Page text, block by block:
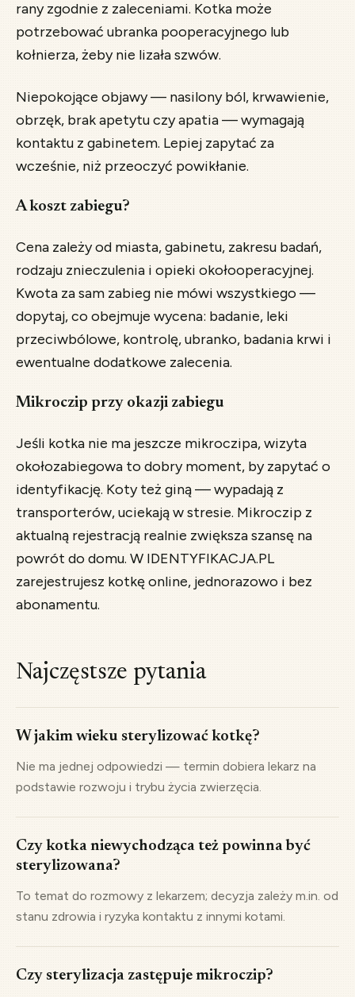
rany zgodnie z zaleceniami. Kotka może
potrzebować ubranka pooperacyjnego lub
kołnierza, żeby nie lizała szwów.
Niepokojące objawy — nasilony ból, krwawienie,
obrzęk, brak apetytu czy apatia — wymagają
kontaktu z gabinetem. Lepiej zapytać za
wcześnie, niż przeoczyć powikłanie.
A koszt zabiegu?
Cena zależy od miasta, gabinetu, zakresu badań,
rodzaju znieczulenia i opieki okołooperacyjnej.
Kwota za sam zabieg nie mówi wszystkiego —
dopytaj, co obejmuje wycena: badanie, leki
przeciwbólowe, kontrolę, ubranko, badania krwi i
ewentualne dodatkowe zalecenia.
Mikroczip przy okazji zabiegu
Jeśli kotka nie ma jeszcze mikroczipa, wizyta
okołozabiegowa to dobry moment, by zapytać o
identyfikację. Koty też giną — wypadają z
transporterów, uciekają w stresie. Mikroczip z
aktualną rejestracją realnie zwiększa szansę na
powrót do domu. W IDENTYFIKACJA.PL
zarejestrujesz kotkę online, jednorazowo i bez
abonamentu.
Najczęstsze pytania
W jakim wieku sterylizować kotkę?
Nie ma jednej odpowiedzi — termin dobiera lekarz na
podstawie rozwoju i trybu życia zwierzęcia.
Czy kotka niewychodząca też powinna być
sterylizowana?
To temat do rozmowy z lekarzem; decyzja zależy m.in. od
stanu zdrowia i ryzyka kontaktu z innymi kotami.
Czy sterylizacja zastępuje mikroczip?